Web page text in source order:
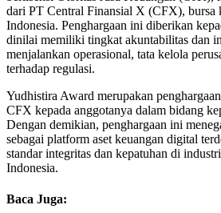
dari PT Central Finansial X (CFX), bursa
Indonesia. Penghargaan ini diberikan
dinilai memiliki tingkat akuntabilitas dan
menjalankan operasional, tata kelola
terhadap regulasi.
Yudhistira Award merupakan
CFX kepada anggotanya dalam bidang
Dengan demikian, penghargaan ini
sebagai platform aset keuangan digital
standar integritas dan kepatuhan di
Indonesia.
Baca Juga: